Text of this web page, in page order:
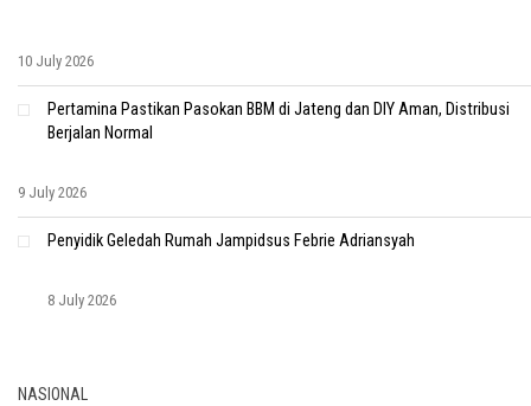
10 July 2026
Pertamina Pastikan Pasokan BBM di Jateng dan DIY Aman, Distribusi
Berjalan Normal
9 July 2026
Penyidik Geledah Rumah Jampidsus Febrie Adriansyah
8 July 2026
NASIONAL